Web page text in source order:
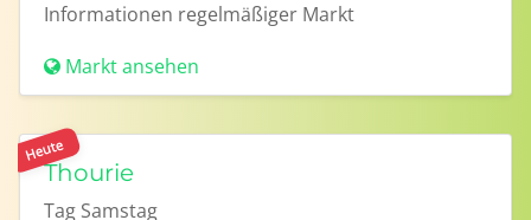
Informationen regelmäßiger Markt
Markt ansehen
Heute
Thourie
Tag Samstag